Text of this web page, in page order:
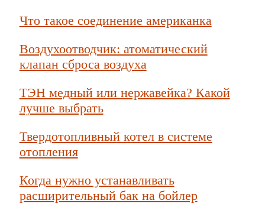
Что такое соединение американка
Воздухоотводчик: атоматический
клапан сброса воздуха
ТЭН медный или нержавейка? Какой
лучше выбрать
Твердотопливный котел в системе
отопления
Когда нужно устанавливать
расширительный бак на бойлер